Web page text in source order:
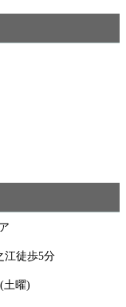
江徒歩5分
土曜)